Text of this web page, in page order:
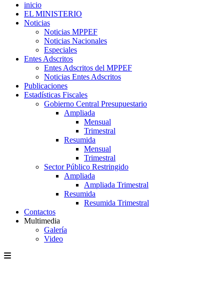
inicio
EL MINISTERIO
Noticias
Noticias MPPEF
Noticias Nacionales
Especiales
Entes Adscritos
Entes Adscritos del MPPEF
Noticias Entes Adscritos
Publicaciones
Estadísticas Fiscales
Gobierno Central Presupuestario
Ampliada
Mensual
Trimestral
Resumida
Mensual
Trimestral
Sector Público Restringido
Ampliada
Ampliada Trimestral
Resumida
Resumida Trimestral
Contactos
Multimedia
Galería
Video